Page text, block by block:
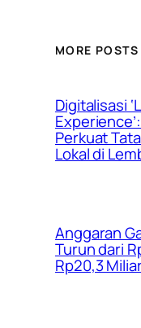
MORE POSTS
Digitalisasi
Perkuat
Lokal di
Anggaran
Turun dari
Rp20,3